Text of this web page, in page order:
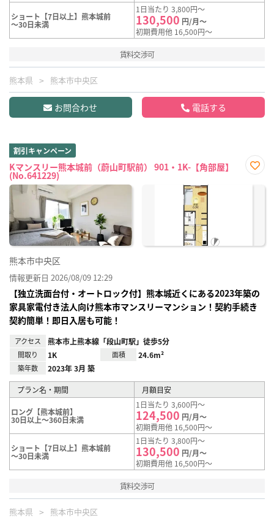
ショート【7日以上】熊本城前
～30日未満
1日当たり 3,800円～
130,500 円/月～
初期費用他 16,500円～
賃料交渉可
熊本県 熊本市中央区
お問合わせ 電話する
割引キャンペーン
Kマンスリー熊本城前（蔚山町駅前） 901・1K-【角部屋】
(No.641229)
に入
熊本市中央区
情報更新日 2026/08/09 12:29
【独立洗面台付・オートロック付】熊本城近くにある2023年築の
家具家電付き法人向け熊本市マンスリーマンション！契約手続き
契約簡単！即日入居も可能！
アクセス 熊本市上熊本線「段山町駅」徒歩5分
間取り 1K 面積 24.6m²
築年数 2023年 3月 築
プラン名・期間 月額目安
ロング【熊本城前】
30日以上～360日未満
1日当たり 3,600円～
124,500 円/月～
初期費用他 16,500円～
ショート【7日以上】熊本城前
～30日未満
1日当たり 3,800円～
130,500 円/月～
初期費用他 16,500円～
賃料交渉可
熊本県 熊本市中央区